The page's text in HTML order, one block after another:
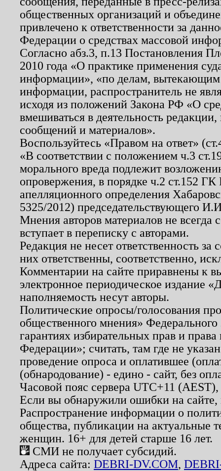
общественных организаций и
привлечено к ответственности за
Федерации о средствах массовой
Согласно абз.3, п.13 Постановления
2010 года «О практике применения
информации», «по делам, вытекающим
информации, распространитель не
исходя из положений Закона РФ «О
вмешиваться в деятельность
сообщений и материалов».
Воспользуйтесь «Правом на ответ»
«В соответствии с положением ч.3
морального вреда подлежит
опровержения, в порядке ч.2 ст.152
апелляционного определения
5325/2012) председательствующего
Мнения авторов материалов не
вступает в переписку с авторами.
Редакция не несет ответственность
них ответственны, соответственно,
Комментарии на сайте приравнены к
электронное периодическое издание
наполняемость несут авторы.
Политические опросы/голосования
общественного мнения»
гарантиях избирательных прав и
Федерации»; считать, там где не
проведение опроса и оплатившее
(обнародование) - едино - сайт, без
Часовой пояс сервера UTC+11
Если вы обнаружили ошибки на
Распространение информации о
общества, публикации на актуальные
женщин. 16+ для детей старше 16 лет.
СМИ не получает субсидий.
Адреса сайта: DEBRI-DV.COM,